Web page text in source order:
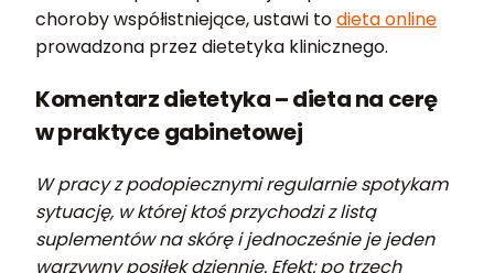
choroby współistniejące, ustawi todieta online
prowadzona przez dietetyka klinicznego.
Komentarz dietetyka – dieta na cerę
w praktyce gabinetowej
W pracy z podopiecznymi regularnie spotykam
sytuację, w której ktoś przychodzi z listą
suplementów na skórę i jednocześnie je jeden
warzywny posiłek dziennie. Efekt: po trzech